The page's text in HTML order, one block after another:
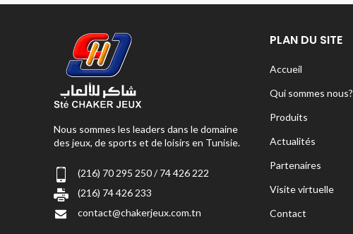
Nous sommes les leaders dans le domaine
des jeux, de sports et de loisirs en Tunisie.
(216) 70 295 250 / 74 426 222
(216) 74 426 233
contact@chakerjeux.com.tn
PLAN DU SITE
Accueil
Qui sommes nous?
Produits
Actualités
Partenaires
Visite virtuelle
Contact